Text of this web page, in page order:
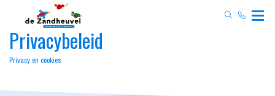
Privacybeleid
Privacy en cookies